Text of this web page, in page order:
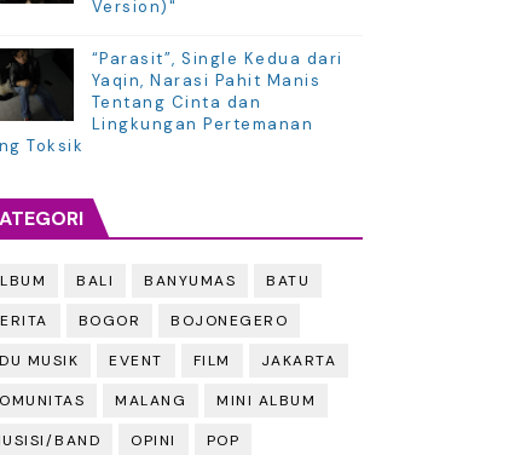
Version)"
“Parasit”, Single Kedua dari
Yaqin, Narasi Pahit Manis
Tentang Cinta dan
Lingkungan Pertemanan
Toksik
BALI BANYUMAS BATU
BOGOR BOJONEGERO
MUSIK EVENT FILM JAKARTA
MALANG MINI ALBUM
BAND OPINI POP